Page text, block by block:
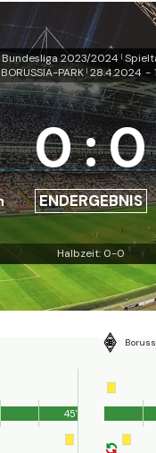
Bundesliga 2023/2024 |
BORUSSIA-PARK | 28.4.2024 -
0:0
ENDERGEBNIS
Halbzeit: 0-0
45'